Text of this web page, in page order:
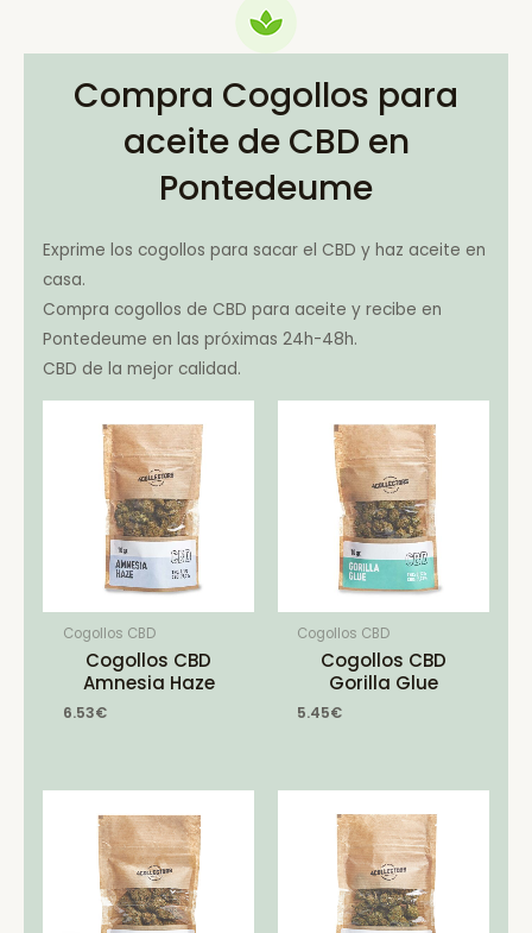
Compra Cogollos para
aceite de CBD en
Pontedeume
Exprime los cogollos para sacar el CBD y haz aceite en
casa.
Compra cogollos de CBD para aceite y recibe en
Pontedeume en las próximas 24h-48h.
CBD de la mejor calidad.
Cogollos CBD
Cogollos CBD
Amnesia Haze
6.53€
Cogollos CBD
Cogollos CBD
Gorilla Glue
5.45€